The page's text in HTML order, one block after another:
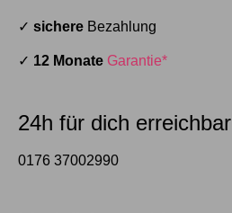
✓ sichere Bezahlung
✓ 12 Monate Garantie*
24h für dich erreichbar
0176 37002990